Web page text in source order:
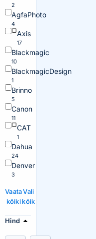
2
AgfaPhoto
4
Axis
17
Blackmagic
10
BlackmagicDesign
1
Brinno
5
Canon
11
CAT
1
Dahua
24
Denver
3
Vaata
kõiki
Vali
kõik
Hind